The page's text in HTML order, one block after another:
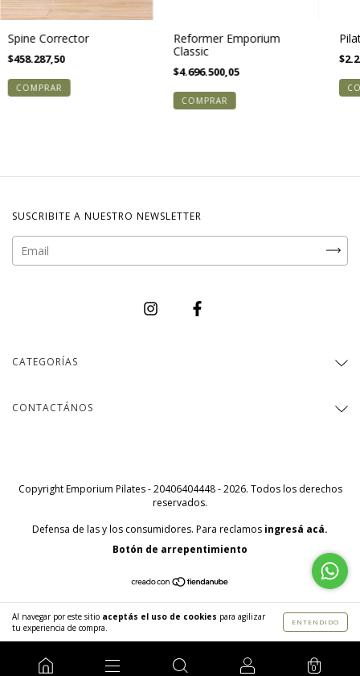
Al navegar por este sitio aceptás el uso de cookies para agilizar
tu experiencia de compra.
ENTENDIDO
0
Spine Corrector
$458.287,50
Reformer Emporium
Classic
$4.696.500,05
SUSCRIBITE A NUESTRO NEWSLETTER
CATEGORÍAS
CONTACTÁNOS
Copyright Emporium Pilates - 20406404448 - 2026. Todos los derechos
reservados.
Defensa de las y los consumidores. Para reclamos ingresá acá.
Botón de arrepentimiento